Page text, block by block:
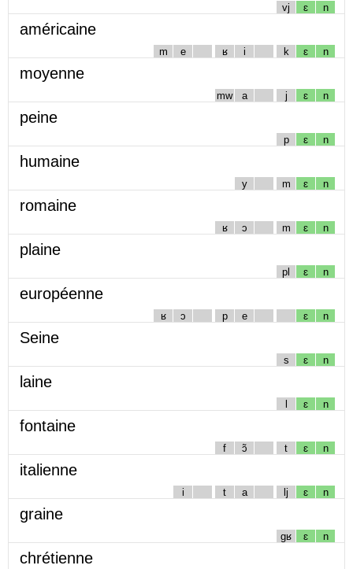
vj ɛ n
américaine
m e ʁ i k ɛ n
moyenne
mw a j ɛ n
peine
p ɛ n
humaine
y m ɛ n
romaine
ʁ ɔ m ɛ n
plaine
pl ɛ n
européenne
ʁ ɔ p e ɛ n
Seine
s ɛ n
laine
l ɛ n
fontaine
f ɔ̃ t ɛ n
italienne
i t a lj ɛ n
graine
gʁ ɛ n
chrétienne